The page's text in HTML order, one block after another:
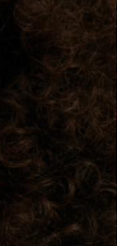
여성 초보자가 유흥단기알
의 짧음 이다. 하루나 며칠
면 그만두자”라는 가벼운 마
초보자에게 심리적인 진입
업, 개인 일정과 병행이 가
적인 선택이 된다. 유흥단기
와 차이가 있다. 근무 시간